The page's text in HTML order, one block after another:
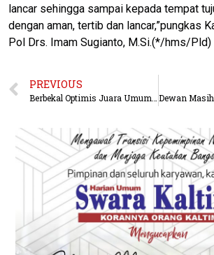
lancar sehingga sampai kepada tempat
dengan aman, tertib dan lancar,”pungkas
Pol Drs. Imam Sugianto, M.Si.(*/hms/Pld)
PREVIOUS